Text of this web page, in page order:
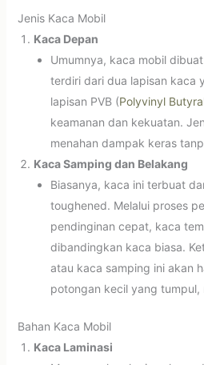
Jenis Kaca Mobil
Kaca Depan
Umumnya, kaca mobil
terdiri dari dua lapisan kaca
lapisan PVB (Polyvinyl
keamanan dan kekuatan.
menahan dampak keras
Kaca Samping dan Belakang
Biasanya, kaca ini terbuat
toughened. Melalui proses
pendinginan cepat, kaca
dibandingkan kaca biasa.
atau kaca samping ini akan
potongan kecil yang
Bahan Kaca Mobil
Kaca Laminasi